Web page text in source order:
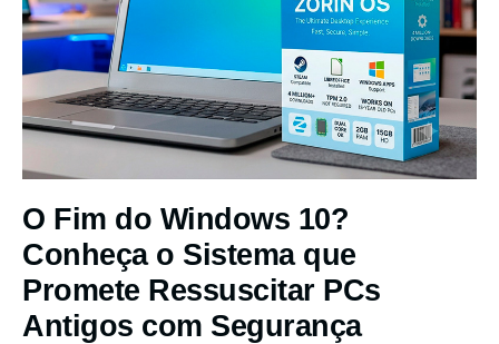
O Fim do Windows 10?
Conheça o Sistema que
Promete Ressuscitar PCs
Antigos com Segurança